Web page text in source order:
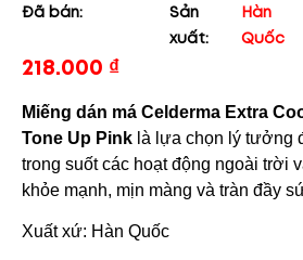
Đã bán:
Sản
xuất:
Hàn
Quốc
218.000 ₫
Miếng dán má Celderma Extra
Tone Up Pink là lựa chọn lý tưởng
trong suốt các hoạt động ngoài trời
khỏe mạnh, mịn màng và tràn đầy
Xuất xứ: Hàn Quốc